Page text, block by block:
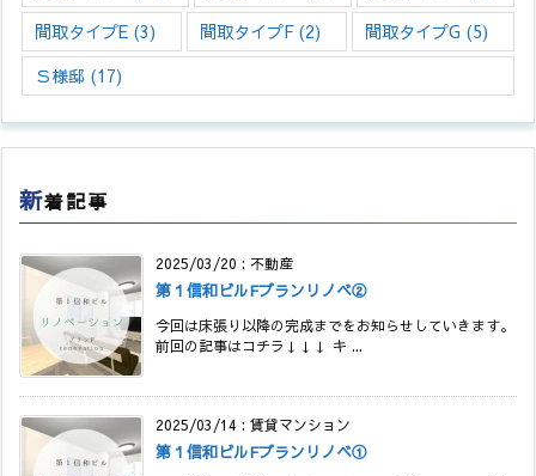
間取タイプE (3) 間取タイプF(2) 間取タイプG (5)
Ｓ様邸 (17)
新着記事
2025/03/20 : 不動産
第１信和ビルFプランリノベ②
今回は床張り以降の完成までをお知らせしていきます。
前回の記事はコチラ↓↓↓ キ ...
2025/03/14 : 賃貸マンション
第１信和ビルFプランリノベ①